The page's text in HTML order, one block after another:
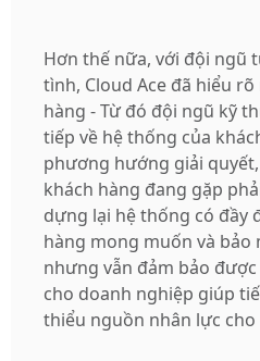
Hơn thế nữa, với đội ngũ
tình, Cloud Ace đã hiểu
hàng - Từ đó đội ngũ kỹ
tiếp về hệ thống của
phương hướng giải
khách hàng đang gặp
dựng lại hệ thống có đầy
hàng mong muốn và bảo
nhưng vẫn đảm bảo
cho doanh nghiệp giúp
thiểu nguồn nhân lực